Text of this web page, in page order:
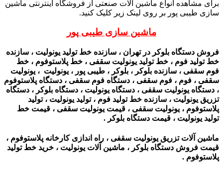
برای مشاهده انواع ماشین آلات صنعتی از فروشگاه اینترنتی ماشین
سازی طیبی پور بر روی لینک زیر کلیک کنید.
ماشین سازی طیبی پور
فروش دستگاه بلوکر در تهران ، سازنده خط تولید یونولیت ، سازنده
خط تولید فوم ، خط تولید یونولیت سقفی ، خط پلاستوفوم ، خط
فوم سقفی ، سازنده بلوکر ، بلوکر ، طیبی پور ، یونولیت ، یونولیت
سقفی ، فوم ، فوم سقفی ، دستگاه فوم سقفی ، دستگاه پلاستوفوم
، دستگاه یونولیت سقفی ، دستگاه یونولیت ، دستگاه بلوکر ، دستگاه
تزریق یونولیت ، سازنده خط تولید فوم ، تولید یونولیت ، تولید
پلاستوفوم ، یونولیت سقفی ، قیمت یونولیت سقفی ، قیمت خط
تولید یونولیت ، قیمت دستگاه بلوکر .
ماشین آلات تزریق یونولیت سقفی ، راه اندازی کارخانه پلاستوفوم ،
قیمت فروش دستگاه بلوکر ، ماشین آلات یونولیت‌ ، خرید خط تولید
پلاستوفوم .